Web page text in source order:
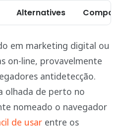
Alternatives
em marketing digital ou
on-line, provavelmente
antidetecção.
olhada de perto no
nomeado o navegador
de usar entre os